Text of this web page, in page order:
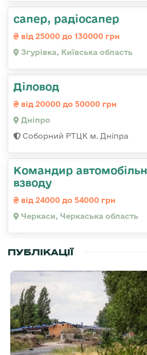
сапер, радіосапер
від 25000 до 130000 грн
Згурівка, Київська область
Діловод
від 20000 до 50000 грн
Дніпро
Соборний РТЦК м. Дніпра
Командир
взводу
від 24000 до 54000 грн
Черкаси, Черкаська область
ПУБЛІКАЦІЇ